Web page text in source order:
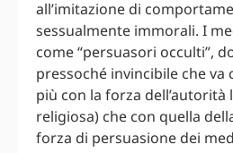
all’imitazione di
sessualmente immorali. I
come “persuasori occulti”,
pressoché invincibile che
più con la forza dell’autorità
religiosa) che con quella
forza di persuasione dei